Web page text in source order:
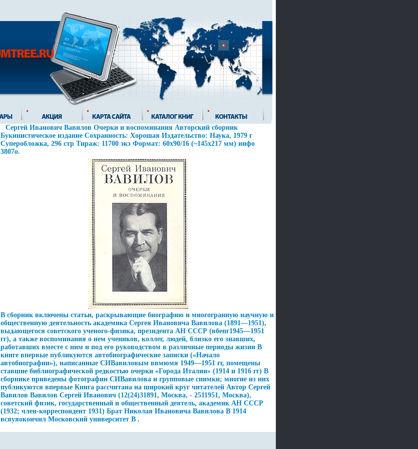
Сергей Иванович Вавилов Очерки и воспоминания Авторский сборник
Букинистическое издание Сохранность: Хорошая Издательство: Наука, 1979 г
Суперобложка, 296 стр Тираж: 11700 экз Формат: 60x90/16 (~145х217 мм) инфо
3807o.
В сборник включены статьи, раскрывающие биографию и многогранную научную и
общественную деятельность академика Сергея Ивановича Вавилова (1891—1951),
выдающегося советского ученого-физика, президента АН СССР (вбепг1945—1951
гг), а также воспоминания о нем учеников, коллег, людей, близко его знавших,
работавших вместе с ним и под его руководством в различные периоды жизни В
книге впервые публикуются автобиографические записки («Начало
автобиографии»), написанные СИВавиловым ввмюмя 1949—1951 гг, помещены
ставшие библиографической редкостью очерки «Города Италии» (1914 и 1916 гг) В
сборнике приведены фотографин СИВавилова и групповые снимки; многие из них
публикуются впервые Книга рассчитана на широкий круг читателей Автор Сергей
Вавилов Вавилов Сергей Иванович (12(24)31891, Москва, - 2511951, Москва),
советский физик, государственный и общественный деятель, академик АН СССР
(1932; член-корреспондент 1931) Брат Николая Ивановича Вавилова В 1914
всяуяокончил Московский университет В .